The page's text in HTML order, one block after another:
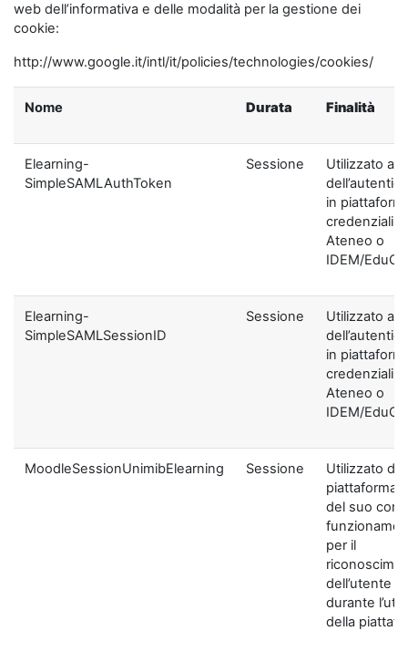
web dell’informativa e delle modalità per la gestione dei
cookie:
http://www.google.it/intl/it/policies/technologies/cookies/
Nome Durata Finalità
Elearning-
SimpleSAMLAuthToken
Sessione
Utilizzato ai
in
credenziali di
Ateneo o
IDEM/
Elearning-
SimpleSAMLSessionID
Sessione
Utilizzato ai
in
credenziali di
Ateneo o
IDEM/
MoodleSessionUnimibElearning Sessione
Utilizzato
piattaforma
del suo
per il
dell’utente
durante
della